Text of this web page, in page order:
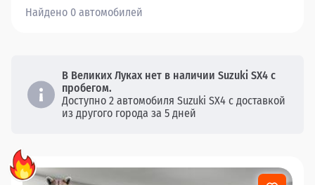
Найдено 0 автомобилей
В Великих Луках нет в наличии Suzuki SX4 с
пробегом.
Доступно 2 автомобиля Suzuki SX4 с доставкой
из другого города за 5 дней